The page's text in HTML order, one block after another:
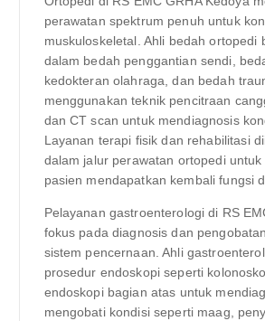
perawatan spektrum penuh untuk
muskuloskeletal. Ahli bedah ortopedi
dalam bedah penggantian sendi,
kedokteran olahraga, dan bedah
menggunakan teknik pencitraan
dan CT scan untuk mendiagnosis
Layanan terapi fisik dan rehabilitasi
dalam jalur perawatan ortopedi
pasien mendapatkan kembali fungsi
Pelayanan gastroenterologi di RS
fokus pada diagnosis dan
sistem pencernaan. Ahli
prosedur endoskopi seperti
endoskopi bagian atas untuk
mengobati kondisi seperti maag,